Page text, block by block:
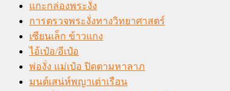
แกะกล่องพระงั่ง
การตรวจพระงั่งทางวิทยาศาสตร์
เซียนเล็ก ข้าวแกง
ไอ้เป๋อ/อีเป๋อ
พ่องั่ง แม่เป๋อ ปิดตามหาลาภ
มนต์เสน่ห์พญาเต่าเรือน